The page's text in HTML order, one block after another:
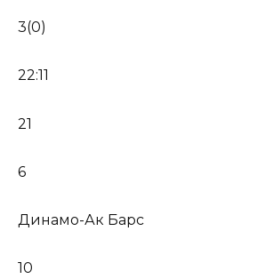
3(0)
22:11
21
6
Динамо-Ак Барс
10